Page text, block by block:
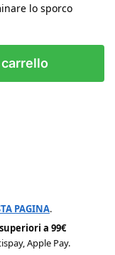
lo sporco
PAGINA.
a 99€
Apple Pay.